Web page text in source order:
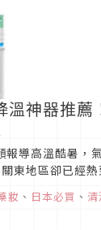
溫神器推薦
報導高溫酷暑，
東地區卻已經
門就汗流浹背，
直躲在冷氣房，
怎麼辦？編輯
妝 、 日本必買 、